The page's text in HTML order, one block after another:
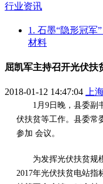
行业资讯
1. 石墨“隐形冠军
材料
屈凯军主持召开光伏扶
2018-01-12 14:47:04 上
1月9日晚，县委副
伏扶贫等工作。县委常
参加 会议。
为发挥光伏扶贫规
2017年光伏扶贫电站指